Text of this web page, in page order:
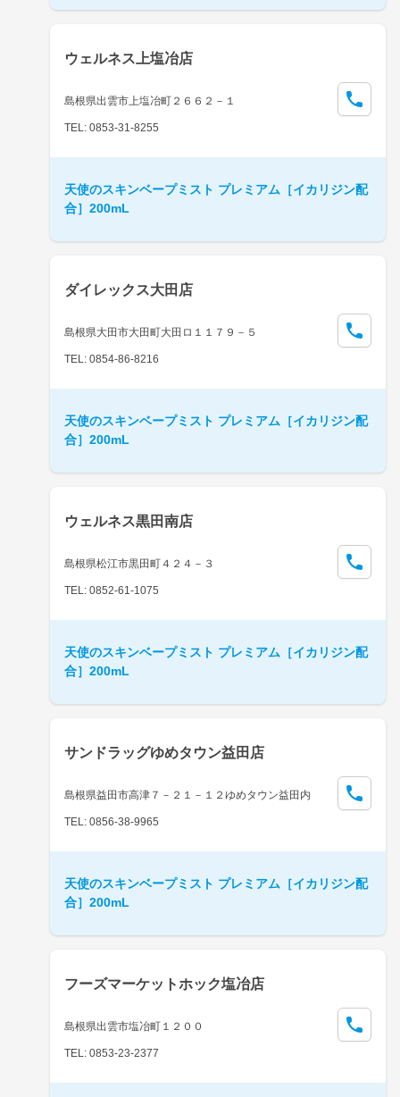
ウェルネス上塩冶店
島根県出雲市上塩冶町２６６２－１
TEL: 0853-31-8255
天使のスキンベープミスト プレミアム［イカリジン配
合］200mL
ダイレックス大田店
島根県大田市大田町大田ロ１１７９－５
TEL: 0854-86-8216
天使のスキンベープミスト プレミアム［イカリジン配
合］200mL
ウェルネス黒田南店
島根県松江市黒田町４２４－３
TEL: 0852-61-1075
天使のスキンベープミスト プレミアム［イカリジン配
合］200mL
サンドラッグゆめタウン益田店
島根県益田市高津７－２１－１２ゆめタウン益田内
TEL: 0856-38-9965
天使のスキンベープミスト プレミアム［イカリジン配
合］200mL
フーズマーケットホック塩冶店
島根県出雲市塩冶町１２００
TEL: 0853-23-2377